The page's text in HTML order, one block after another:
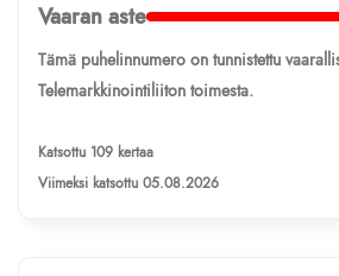
Vaaran aste
Tämä puhelinnumero on tunnistettu
Telemarkkinointiliiton toimesta.
Katsottu 109 kertaa
Viimeksi katsottu 05.08.2026